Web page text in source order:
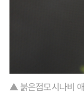
▲ 붉은점모시나비